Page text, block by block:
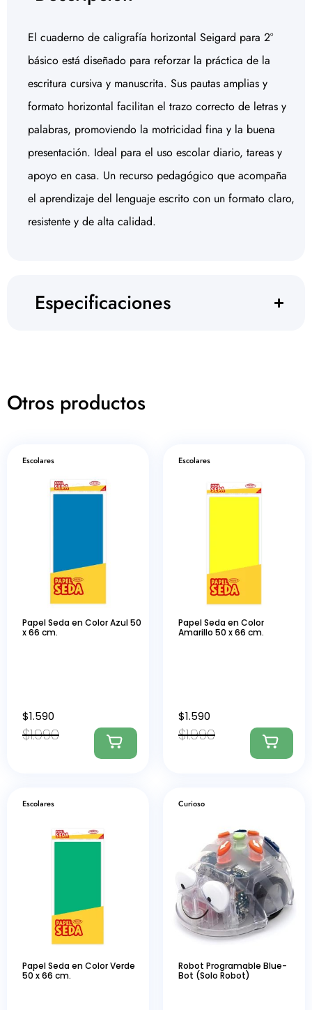
El cuaderno de caligrafía horizontal Seigard para 2°
básico está diseñado para reforzar la práctica de la
escritura cursiva y manuscrita. Sus pautas amplias y
formato horizontal facilitan el trazo correcto de letras y
palabras, promoviendo la motricidad fina y la buena
presentación. Ideal para el uso escolar diario, tareas y
apoyo en casa. Un recurso pedagógico que acompaña
el aprendizaje del lenguaje escrito con un formato claro,
resistente y de alta calidad.
Especificaciones
Otros productos
Escolares
Papel Seda en Color Azul 50
x 66 cm.
$1.990
$1.590
Escolares
Papel Seda en Color
Amarillo 50 x 66 cm.
$1.990
$1.590
Escolares
Papel Seda en Color Verde
50 x 66 cm.
Curioso
Robot Programable Blue-
Bot (Solo Robot)